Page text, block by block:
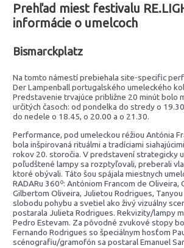
Prehľad miest festivalu
informácie o umelcoch
Bismarckplatz
Na tomto námestí prebiehala site-specific
Der Lampenball portugalského umeleckého
Predstavenie trvajúce približne 20 minút bolo
určitých časoch: od pondelka do stredy o
do nedele o 18.45, o 20.00 a o 21.30.
Performance, pod umeleckou réžiou Antónia
bola inšpirovaná rituálmi a tradíciami
rokov 20. storočia. V predstavení strategicky
poľudštené lampy sa rozptyľovali, preberali
ktoré obývali. Táto šou spájala miestnych
RADARu 360º: Antóniom Francom de Oliveira,
Gilbertom Oliveira, Julietou Rodrigues, Tanyou
slobodu pohybu a svetiel ako živý vizuálny
postarala Julieta Rodrigues. Rekvizity/lampy
Pedro Estevam. Za pôvodné zvukové stopy
Fernando Rodrigues so špeciálnym hosťom
scénografiu/gramofón sa postaral Emanuel